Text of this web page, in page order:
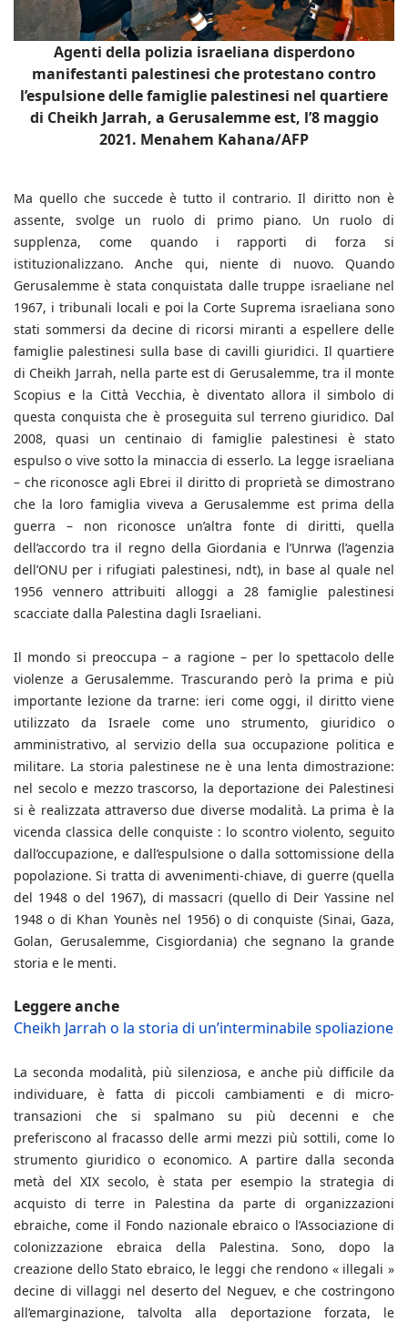
Agenti della polizia israeliana disperdono
manifestanti palestinesi che protestano contro
l’espulsione delle famiglie palestinesi nel quartiere
di Cheikh Jarrah, a Gerusalemme est, l’8 maggio
2021. Menahem Kahana/AFP
Ma quello che succede è tutto il contrario. Il diritto non è
assente, svolge un ruolo di primo piano. Un ruolo di
supplenza, come quando i rapporti di forza si
istituzionalizzano. Anche qui, niente di nuovo. Quando
Gerusalemme è stata conquistata dalle truppe israeliane nel
1967, i tribunali locali e poi la Corte Suprema israeliana sono
stati sommersi da decine di ricorsi miranti a espellere delle
famiglie palestinesi sulla base di cavilli giuridici. Il quartiere
di Cheikh Jarrah, nella parte est di Gerusalemme, tra il monte
Scopius e la Città Vecchia, è diventato allora il simbolo di
questa conquista che è proseguita sul terreno giuridico. Dal
2008, quasi un centinaio di famiglie palestinesi è stato
espulso o vive sotto la minaccia di esserlo. La legge israeliana
– che riconosce agli Ebrei il diritto di proprietà se dimostrano
che la loro famiglia viveva a Gerusalemme est prima della
guerra – non riconosce un’altra fonte di diritti, quella
dell’accordo tra il regno della Giordania e l’Unrwa (l’agenzia
dell’ONU per i rifugiati palestinesi, ndt), in base al quale nel
1956 vennero attribuiti alloggi a 28 famiglie palestinesi
scacciate dalla Palestina dagli Israeliani.
Il mondo si preoccupa – a ragione – per lo spettacolo delle
violenze a Gerusalemme. Trascurando però la prima e più
importante lezione da trarne: ieri come oggi, il diritto viene
utilizzato da Israele come uno strumento, giuridico o
amministrativo, al servizio della sua occupazione politica e
militare. La storia palestinese ne è una lenta dimostrazione:
nel secolo e mezzo trascorso, la deportazione dei Palestinesi
si è realizzata attraverso due diverse modalità. La prima è la
vicenda classica delle conquiste : lo scontro violento, seguito
dall’occupazione, e dall’espulsione o dalla sottomissione della
popolazione. Si tratta di avvenimenti-chiave, di guerre (quella
del 1948 o del 1967), di massacri (quello di Deir Yassine nel
1948 o di Khan Younès nel 1956) o di conquiste (Sinai, Gaza,
Golan, Gerusalemme, Cisgiordania) che segnano la grande
storia e le menti.
Leggere anche
Cheikh Jarrah o la storia di un’interminabile spoliazione
La seconda modalità, più silenziosa, e anche più difficile da
individuare, è fatta di piccoli cambiamenti e di micro-
transazioni che si spalmano su più decenni e che
preferiscono al fracasso delle armi mezzi più sottili, come lo
strumento giuridico o economico. A partire dalla seconda
metà del XIX secolo, è stata per esempio la strategia di
acquisto di terre in Palestina da parte di organizzazioni
ebraiche, come il Fondo nazionale ebraico o l’Associazione di
colonizzazione ebraica della Palestina. Sono, dopo la
creazione dello Stato ebraico, le leggi che rendono « illegali »
decine di villaggi nel deserto del Neguev, e che costringono
all’emarginazione, talvolta alla deportazione forzata, le